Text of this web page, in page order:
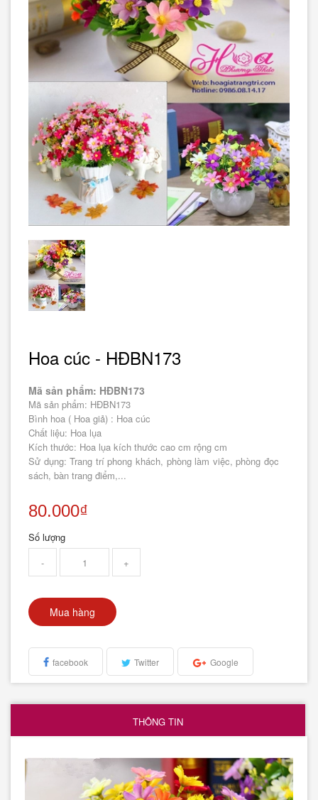
Hoa cúc - HĐBN173
Mã sản phẩm: HĐBN173
Mã sản phẩm: HĐBN173
Bình hoa ( Hoa giả) : Hoa cúc
Chất liệu: Hoa lụa
Kích thước: Hoa lụa kích thước cao cm rộng cm
Sử dụng: Trang trí phong khách, phòng làm việc, phòng đọc
sách, bàn trang điểm,...
80.000₫
Số lượng
-
+
Mua hàng
facebook Twitter Google
THÔNG TIN